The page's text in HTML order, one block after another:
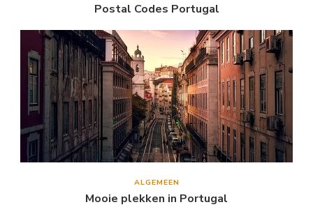
Postal Codes Portugal
ALGEMEEN
Mooie plekken in Portugal